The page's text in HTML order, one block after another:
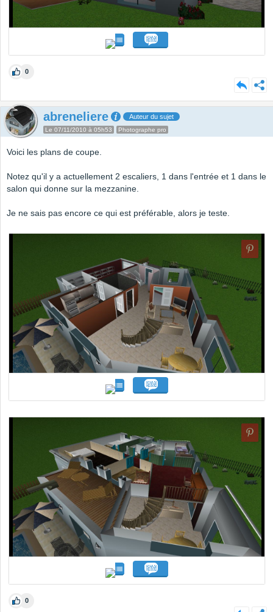
0
abreneliere Auteur du sujet
Le 07/11/2010 à 05h53 Photographe pro
Voici les plans de coupe.
Notez qu'il y a actuellement 2 escaliers, 1 dans l'entrée et 1 dans le
salon qui donne sur la mezzanine.
Je ne sais pas encore ce qui est préférable, alors je teste.
0